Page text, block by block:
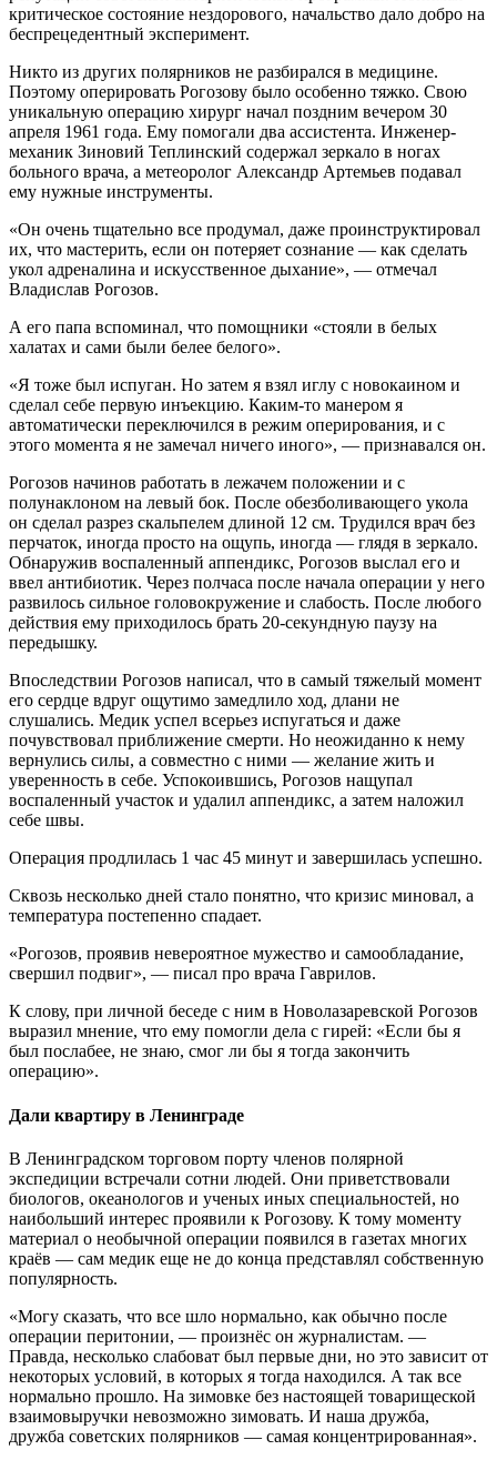
критическое состояние нездорового, начальство дало добро на
беспрецедентный эксперимент.
Никто из других полярников не разбирался в медицине.
Поэтому оперировать Рогозову было особенно тяжко. Свою
уникальную операцию хирург начал поздним вечером 30
апреля 1961 года. Ему помогали два ассистента. Инженер-
механик Зиновий Теплинский содержал зеркало в ногах
больного врача, а метеоролог Александр Артемьев подавал
ему нужные инструменты.
«Он очень тщательно все продумал, даже проинструктировал
их, что мастерить, если он потеряет сознание — как сделать
укол адреналина и искусственное дыхание», — отмечал
Владислав Рогозов.
А его папа вспоминал, что помощники «стояли в белых
халатах и сами были белее белого».
«Я тоже был испуган. Но затем я взял иглу с новокаином и
сделал себе первую инъекцию. Каким-то манером я
автоматически переключился в режим оперирования, и с
этого момента я не замечал ничего иного», — признавался он.
Рогозов начинов работать в лежачем положении и с
полунаклоном на левый бок. После обезболивающего укола
он сделал разрез скальпелем длиной 12 см. Трудился врач без
перчаток, иногда просто на ощупь, иногда — глядя в зеркало.
Обнаружив воспаленный аппендикс, Рогозов выслал его и
ввел антибиотик. Через полчаса после начала операции у него
развилось сильное головокружение и слабость. После любого
действия ему приходилось брать 20-секундную паузу на
передышку.
Впоследствии Рогозов написал, что в самый тяжелый момент
его сердце вдруг ощутимо замедлило ход, длани не
слушались. Медик успел всерьез испугаться и даже
почувствовал приближение смерти. Но неожиданно к нему
вернулись силы, а совместно с ними — желание жить и
уверенность в себе. Успокоившись, Рогозов нащупал
воспаленный участок и удалил аппендикс, а затем наложил
себе швы.
Операция продлилась 1 час 45 минут и завершилась успешно.
Сквозь несколько дней стало понятно, что кризис миновал, а
температура постепенно спадает.
«Рогозов, проявив невероятное мужество и самообладание,
свершил подвиг», — писал про врача Гаврилов.
К слову, при личной беседе с ним в Новолазаревской Рогозов
выразил мнение, что ему помогли дела с гирей: «Если бы я
был послабее, не знаю, смог ли бы я тогда закончить
операцию».
Дали квартиру в Ленинграде
В Ленинградском торговом порту членов полярной
экспедиции встречали сотни людей. Они приветствовали
биологов, океанологов и ученых иных специальностей, но
наибольший интерес проявили к Рогозову. К тому моменту
материал о необычной операции появился в газетах многих
краёв — сам медик еще не до конца представлял собственную
популярность.
«Могу сказать, что все шло нормально, как обычно после
операции перитонии, — произнёс он журналистам. —
Правда, несколько слабоват был первые дни, но это зависит от
некоторых условий, в которых я тогда находился. А так все
нормально прошло. На зимовке без настоящей товарищеской
взаимовыручки невозможно зимовать. И наша дружба,
дружба советских полярников — самая концентрированная».